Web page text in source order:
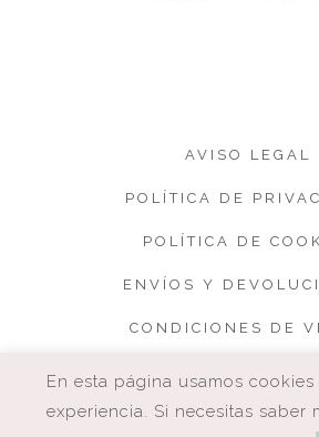
AVISO LEGAL
POLÍTICA DE
POLÍTICA DE
ENVÍOS Y
CONDICIONES DE
En esta página usamos
experiencia. Si necesitas saber